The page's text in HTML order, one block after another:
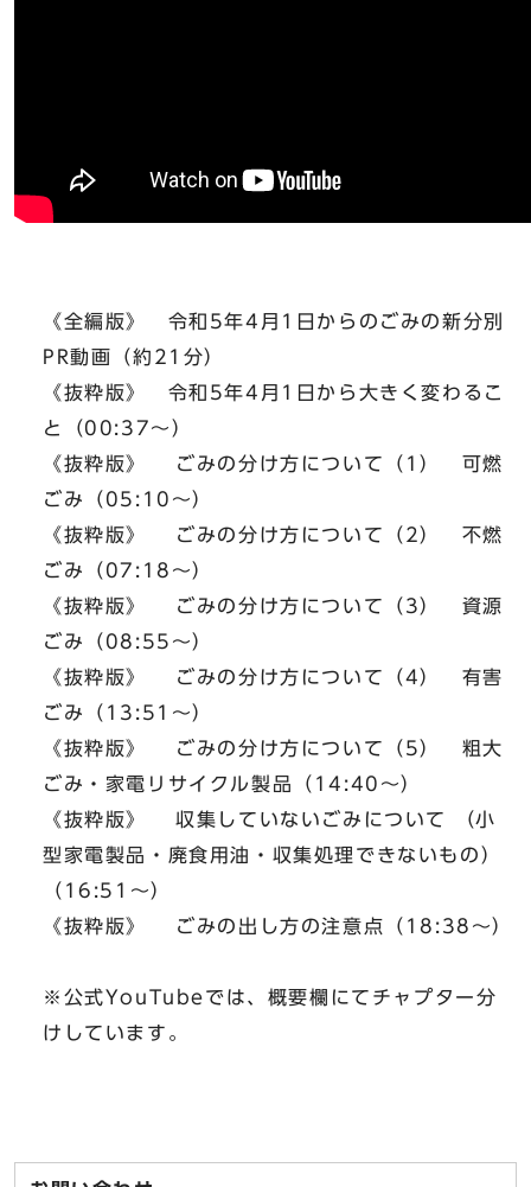
《全編版》 令和5年4月1日からのごみの新分別
PR動画（約21分）
《抜粋版》 令和5年4月1日から大きく変わるこ
と（00:37～）
《抜粋版》 ごみの分け方について（1） 可燃
ごみ（05:10～）
《抜粋版》 ごみの分け方について（2） 不燃
ごみ（07:18～）
《抜粋版》 ごみの分け方について（3） 資源
ごみ（08:55～）
《抜粋版》 ごみの分け方について（4） 有害
ごみ（13:51～）
《抜粋版》 ごみの分け方について（5） 粗大
ごみ・家電リサイクル製品（14:40～）
《抜粋版》 収集していないごみについて （小
型家電製品・廃食用油・収集処理できないもの）
（16:51～）
《抜粋版》 ごみの出し方の注意点（18:38～）
※公式YouTubeでは、概要欄にてチャプター分
けしています。